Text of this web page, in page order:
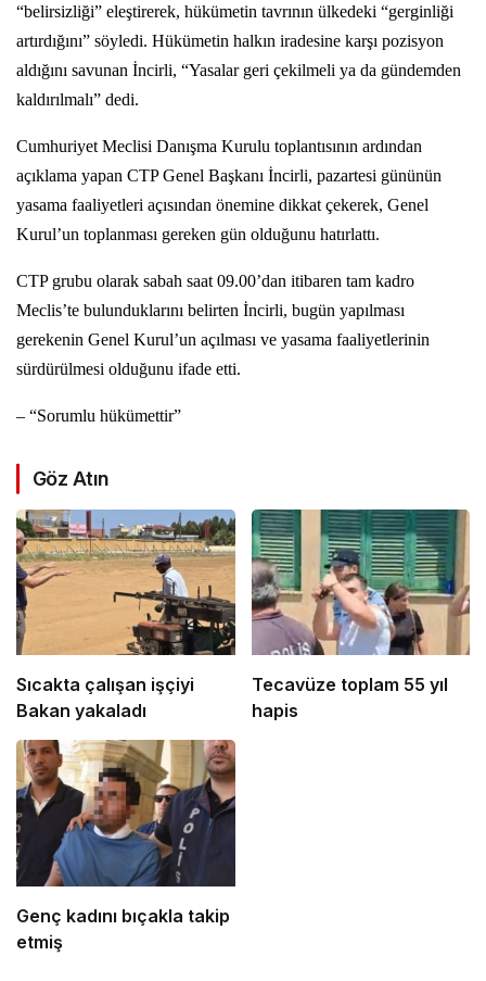
“belirsizliği” eleştirerek, hükümetin tavrının ülkedeki “gerginliği
artırdığını” söyledi. Hükümetin halkın iradesine karşı pozisyon
aldığını savunan İncirli, “Yasalar geri çekilmeli ya da gündemden
kaldırılmalı” dedi.
Cumhuriyet Meclisi Danışma Kurulu toplantısının ardından
açıklama yapan CTP Genel Başkanı İncirli, pazartesi gününün
yasama faaliyetleri açısından önemine dikkat çekerek, Genel
Kurul’un toplanması gereken gün olduğunu hatırlattı.
CTP grubu olarak sabah saat 09.00’dan itibaren tam kadro
Meclis’te bulunduklarını belirten İncirli, bugün yapılması
gerekenin Genel Kurul’un açılması ve yasama faaliyetlerinin
sürdürülmesi olduğunu ifade etti.
– “Sorumlu hükümettir”
Göz Atın
Sıcakta çalışan işçiyi
Bakan yakaladı
Tecavüze toplam 55 yıl
hapis
Genç kadını bıçakla takip
etmiş